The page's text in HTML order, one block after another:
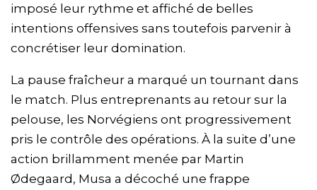
imposé leur rythme et affiché de belles
intentions offensives sans toutefois parvenir à
concrétiser leur domination.
La pause fraîcheur a marqué un tournant dans
le match. Plus entreprenants au retour sur la
pelouse, les Norvégiens ont progressivement
pris le contrôle des opérations. À la suite d’une
action brillamment menée par Martin
Ødegaard, Musa a décoché une frappe